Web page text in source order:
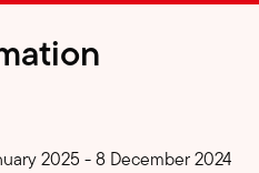
2025 -8 December 2024